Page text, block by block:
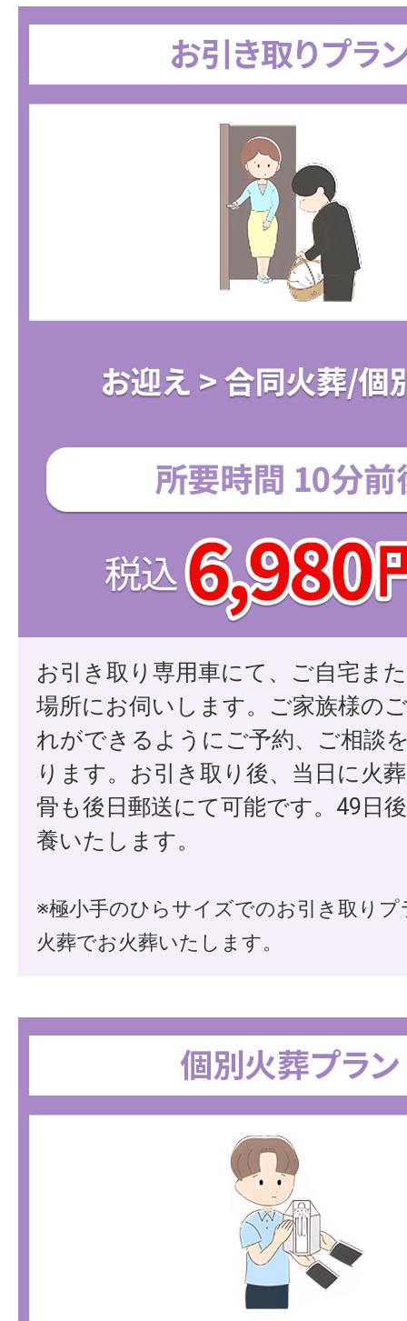
お引き取り専用車にて、ご自宅ま
場所にお伺いします。ご家族様の
れができるようにご予約、ご相談
ります。お引き取り後、当日に火
骨も後日郵送にて可能です。49日
養いたします。
※極小手のひらサイズでのお引き取りプ
火葬でお火葬いたします。